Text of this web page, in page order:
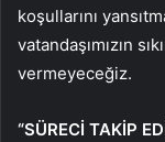
koşullarını
vatandaşımızın
vermeyeceğiz.
“SÜRECİ TAKİP